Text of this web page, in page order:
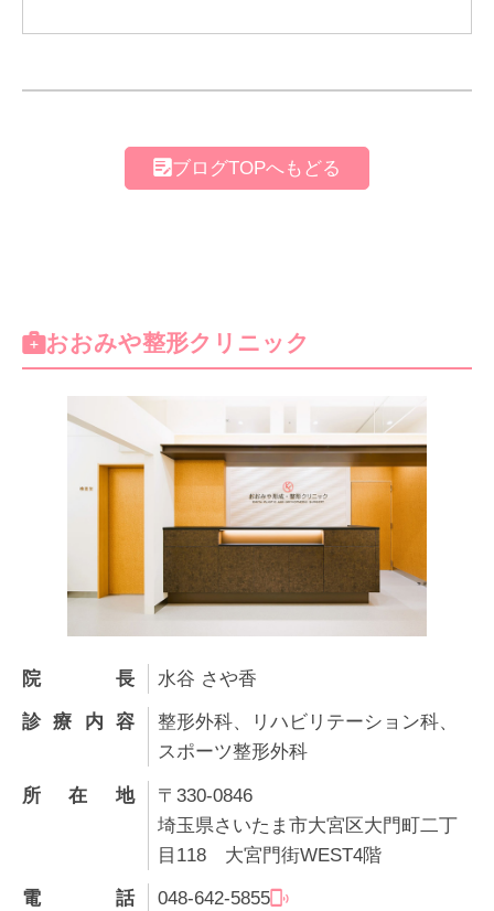
ブログTOPへもどる
おおみや整形クリニック
院長
水谷 さや香
診療内容
整形外科、リハビリテーション科、
スポーツ整形外科
所在地
〒330-0846
埼玉県さいたま市大宮区大門町二丁
目118 大宮門街WEST4階
電話
048-642-5855